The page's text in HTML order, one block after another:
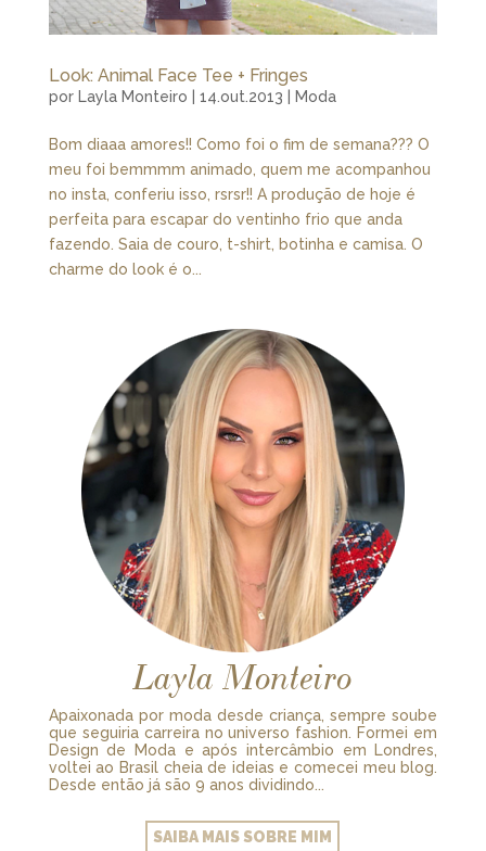
Look: Animal Face Tee + Fringes
por Layla Monteiro 14.out.2013 Moda
Bom diaaa amores!! Como foi o fim de semana??? O
meu foi bemmmm animado, quem me acompanhou
no insta, conferiu isso, rsrsr!! A produção de hoje é
perfeita para escapar do ventinho frio que anda
fazendo. Saia de couro, t-shirt, botinha e camisa. O
charme do look é o...
Layla Monteiro
Apaixonada por moda desde criança, sempre soube
que seguiria carreira no universo fashion. Formei em
Design de Moda e após intercâmbio em Londres,
voltei ao Brasil cheia de ideias e comecei meu blog.
Desde então já são 9 anos dividindo...
SAIBA MAIS SOBRE MIM